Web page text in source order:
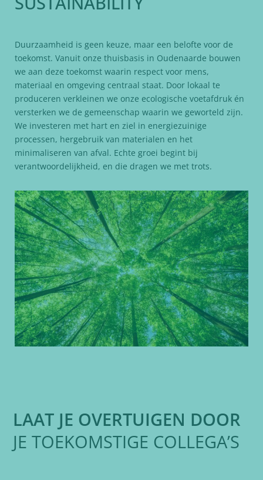
Duurzaamheid is geen keuze, maar een belofte voor de
toekomst. Vanuit onze thuisbasis in Oudenaarde bouwen
we aan deze toekomst waarin respect voor mens,
materiaal en omgeving centraal staat. Door lokaal te
produceren verkleinen we onze ecologische voetafdruk én
versterken we de gemeenschap waarin we geworteld zijn.
We investeren met hart en ziel in energiezuinige
processen, hergebruik van materialen en het
minimaliseren van afval. Echte groei begint bij
verantwoordelijkheid, en die dragen we met trots.
LAAT JE OVERTUIGEN DOOR
JE TOEKOMSTIGE COLLEGA’S